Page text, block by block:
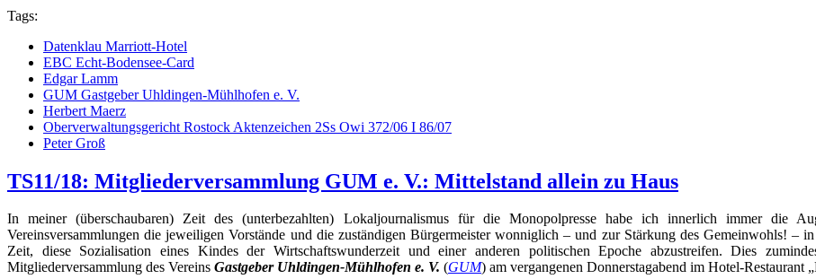
Tags:
Datenklau Marriott-Hotel
EBC Echt-Bodensee-Card
Edgar Lamm
GUM Gastgeber Uhldingen-Mühlhofen e. V.
Herbert Maerz
Oberverwaltungsgericht Rostock Aktenzeichen 2Ss Owi 372/06 I 86/07
Peter Groß
TS11/18: Mitgliederversammlung GUM e. V.: Mittelstand allein zu Haus
In meiner (überschaubaren) Zeit des (unterbezahlten) Lokaljournalismus für die Monopolpresse habe ich innerlich immer die
Vereinsversammlungen die jeweiligen Vorstände und die zuständigen Bürgermeister wonniglich – und zur Stärkung des Gemeinwohls!
Zeit, diese Sozialisation eines Kindes der Wirtschaftswunderzeit und einer anderen politischen Epoche abzustreifen. Dies
Mitgliederversammlung des Vereins Gastgeber Uhldingen-Mühlhofen e. V. (GUM) am vergangenen Donnerstagabend im Hotel-Restaurant